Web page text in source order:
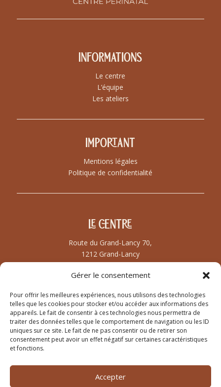
Gérer le consentement
Pour offrir les meilleures expériences, nous utilisons des technologies
telles que les cookies pour stocker et/ou accéder aux informations des
appareils. Le fait de consentir à ces technologies nous permettra de
traiter des données telles que le comportement de navigation ou les ID
uniques sur ce site. Le fait de ne pas consentir ou de retirer son
consentement peut avoir un effet négatif sur certaines caractéristiques
et fonctions.
Accepter
Informations
Le centre
L’équipe
Les ateliers
Important
Mentions légales
Politique de confidentialité
Le centre
Route du Grand-Lancy 70,
1212 Grand-Lancy
Contact
contact@nataterra.ch
@nataterracentreperinatal
078 242 95 97
Le centre périnatal Nata Terra à Grand-Lancy, Genève,